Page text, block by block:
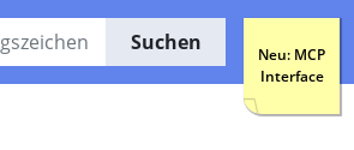
Suchen
Neu: MCP
Interface